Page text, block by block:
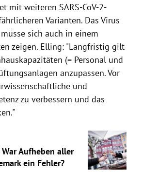
mit weiteren SARS-CoV-2-
Varianten. Das Virus
sich auch in einem
zeigen. Elling: "Langfristig gilt
(= Personal und
anzupassen. Vor
und
zu verbessern und das
Aufheben aller
ein Fehler?